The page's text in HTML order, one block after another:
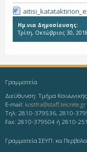
Ημ.νια Δημοσίευσης:
Τρίτη, Οκτώβριος 30,
Γραμματεία
Διεύθυνση: Τμήμα
E-mail: kostfra@staff.teicrete.gr
Τηλ: 2810-379536, 2810-
Fax: 2810-379504 ή 2810-
Γραμματεία ΣΕΥΠ: κα